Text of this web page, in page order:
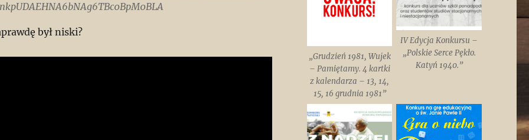
był niski?
„Grudzień 1981, Wujek
– Pamiętamy. 4 kartki
z kalendarza – 13, 14,
15, 16 grudnia 1981”
IV Edycja Konkursu –
„Polskie Serce Pękło.
Katyń 1940.”